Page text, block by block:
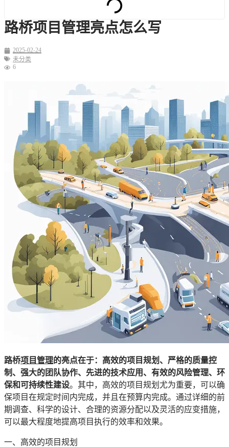
路桥项目管理亮点怎么写
2025-02-24
未分类
6
路桥项目管理的亮点在于：高效的项目规划、严格的质量控
制、强大的团队协作、先进的技术应用、有效的风险管理、环
保和可持续性建设。其中，高效的项目规划尤为重要，可以确
保项目在规定时间内完成，并且在预算内完成。通过详细的前
期调查、科学的设计、合理的资源分配以及灵活的应变措施，
可以最大程度地提高项目执行的效率和效果。
一、高效的项目规划